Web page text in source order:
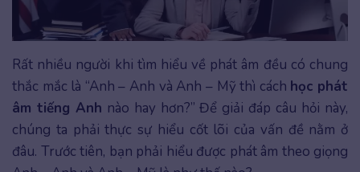
Rất nhiều người khi tìm hiểu về phát âm đều có chung
thắc mắc là “Anh – Anh và Anh – Mỹ thì cách học phát
âm tiếng Anh nào hay hơn?” Để giải đáp câu hỏi này,
chúng ta phải thực sự hiểu cốt lõi của vấn đề nằm ở
đâu. Trước tiên, bạn phải hiểu được phát âm theo giọng